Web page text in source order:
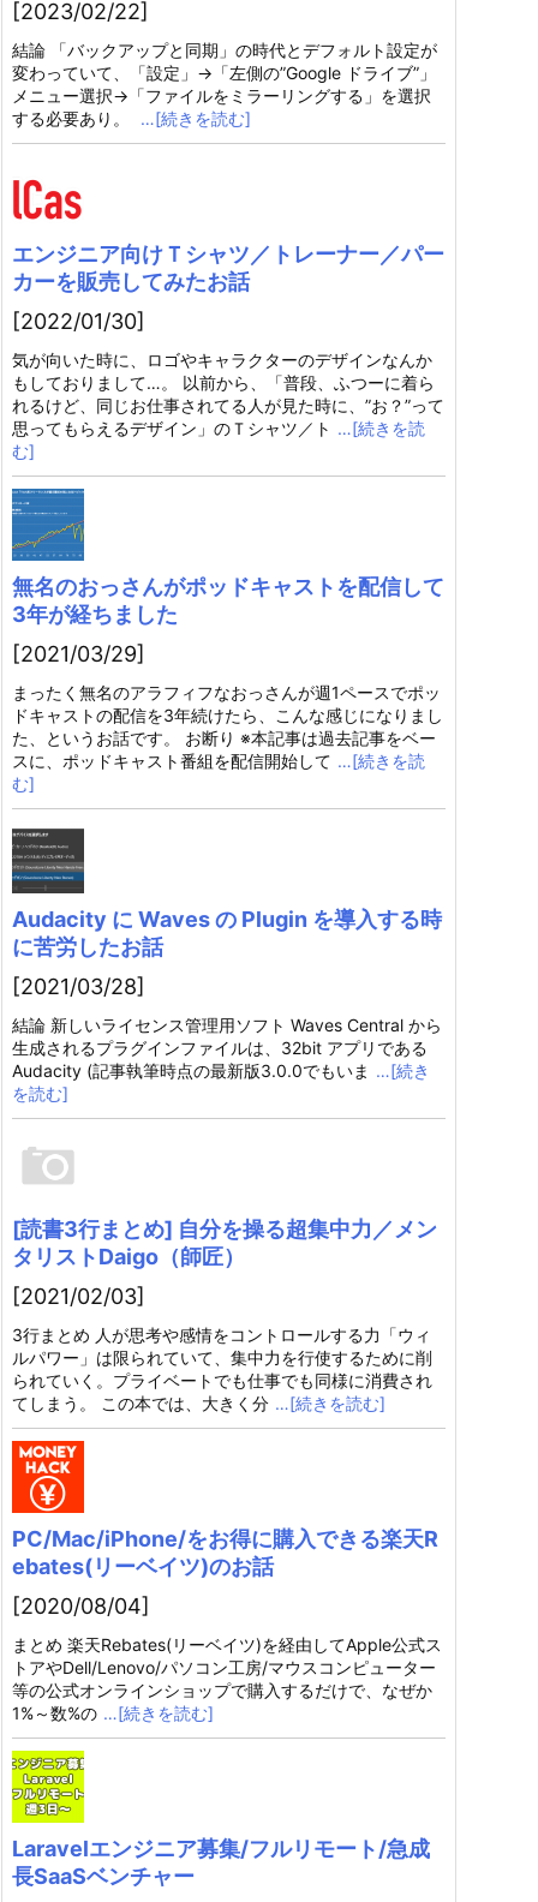
[2023/02/22]
結論 「バックアップと同期」の時代とデフォルト設定が
変わっていて、「設定」→「左側の”Google ドライブ”」
メニュー選択→「ファイルをミラーリングする」を選択
する必要あり。
…[続きを読む]
エンジニア向けＴシャツ／トレーナー／パー
カーを販売してみたお話
[2022/01/30]
気が向いた時に、ロゴやキャラクターのデザインなんか
もしておりまして…。 以前から、「普段、ふつーに着ら
れるけど、同じお仕事されてる人が見た時に、”お？”って
思ってもらえるデザイン」のＴシャツ／ト …[続きを読
む]
無名のおっさんがポッドキャストを配信して
3年が経ちました
[2021/03/29]
まったく無名のアラフィフなおっさんが週1ペースでポッ
ドキャストの配信を3年続けたら、こんな感じになりまし
た、というお話です。 お断り ※本記事は過去記事をベー
スに、ポッドキャスト番組を配信開始して …[続きを読
む]
Audacity に Waves の Plugin を導入する時
に苦労したお話
[2021/03/28]
結論 新しいライセンス管理用ソフト Waves Central から
生成されるプラグインファイルは、32bit アプリである
Audacity (記事執筆時点の最新版3.0.0でもいま …[続き
を読む]
[読書3行まとめ] 自分を操る超集中力／メン
タリストDaigo（師匠）
[2021/02/03]
3行まとめ 人が思考や感情をコントロールする力「ウィ
ルパワー」は限られていて、集中力を行使するために削
られていく。プライベートでも仕事でも同様に消費され
てしまう。 この本では、大きく分 …[続きを読む]
PC/Mac/iPhone/をお得に購入できる楽天R
ebates(リーベイツ)のお話
[2020/08/04]
まとめ 楽天Rebates(リーベイツ)を経由してApple公式ス
トアやDell/Lenovo/パソコン工房/マウスコンピューター
等の公式オンラインショップで購入するだけで、なぜか
1%～数%の …[続きを読む]
Laravelエンジニア募集/フルリモート/急成
長SaaSベンチャー